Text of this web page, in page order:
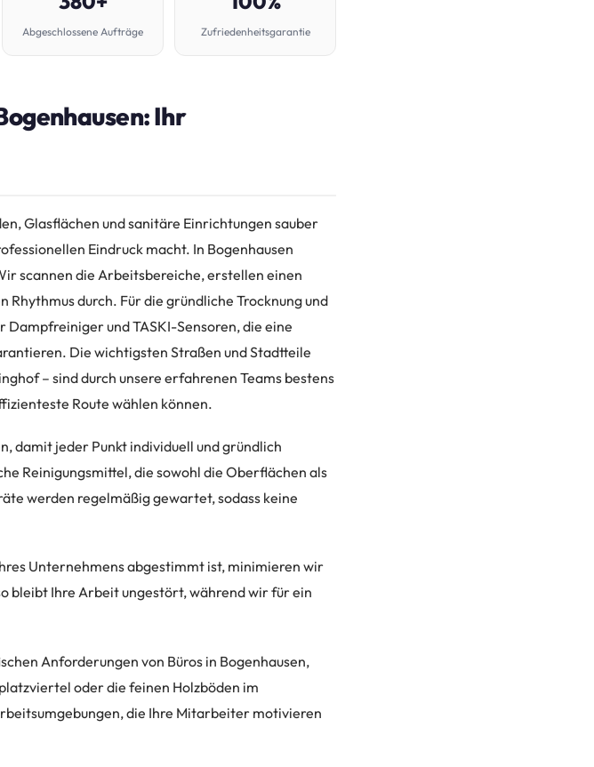
Abgeschlossene Aufträge Zufriedenheitsgarantie
Ihr
Glasflächen und sanitäre Einrichtungen sauber
Eindruck macht. In Bogenhausen
scannen die Arbeitsbereiche, erstellen einen
durch. Für die gründliche Trocknung und
und TASKI-Sensoren, die eine
Die wichtigsten Straßen und Stadtteile
– sind durch unsere erfahrenen Teams bestens
Route wählen können.
damit jeder Punkt individuell und gründlich
Reinigungsmittel, die sowohl die Oberflächen als
werden regelmäßig gewartet, sodass keine
Unternehmens abgestimmt ist, minimieren wir
bleibt Ihre Arbeit ungestört, während wir für ein
Anforderungen von Büros in Bogenhausen,
oder die feinen Holzböden im
die Ihre Mitarbeiter motivieren